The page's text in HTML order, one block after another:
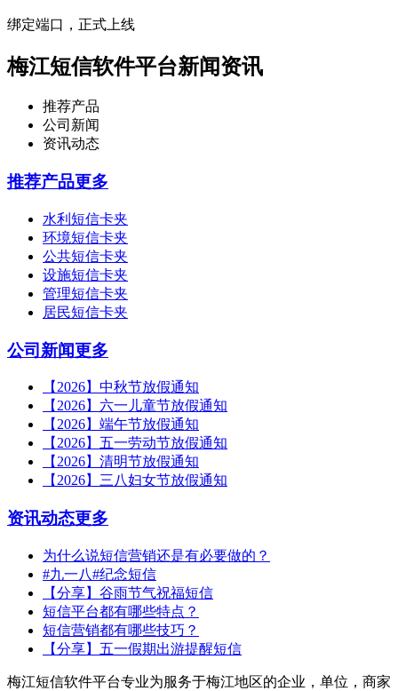
绑定端口，正式上线
梅江短信软件平台新闻资讯
推荐产品
公司新闻
资讯动态
推荐产品更多
水利短信卡夹
环境短信卡夹
公共短信卡夹
设施短信卡夹
管理短信卡夹
居民短信卡夹
公司新闻更多
【2026】中秋节放假通知
【2026】六一儿童节放假通知
【2026】端午节放假通知
【2026】五一劳动节放假通知
【2026】清明节放假通知
【2026】三八妇女节放假通知
资讯动态更多
为什么说短信营销还是有必要做的？
#九一八#纪念短信
【分享】谷雨节气祝福短信
短信平台都有哪些特点？
短信营销都有哪些技巧？
【分享】五一假期出游提醒短信
梅江短信软件平台专业为服务于梅江地区的企业，单位，商家